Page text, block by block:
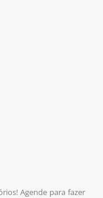
Agende para fazer